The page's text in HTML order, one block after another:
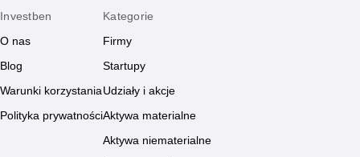
Investben
O nas
Blog
Warunki korzystania
Polityka prywatności
Kategorie
Firmy
Startupy
Udziały i akcje
Aktywa materialne
Aktywa niematerialne